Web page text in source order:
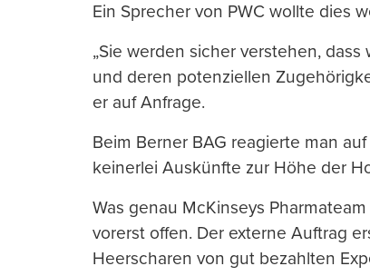
Ein Sprecher von PWC wollte dies
„Sie werden sicher verstehen,
und deren potenziellen
er auf Anfrage.
Beim Berner BAG reagierte man
keinerlei Auskünfte zur Höhe der
Was genau McKinseys
vorerst offen. Der externe Auftrag
Heerscharen von gut bezahlten